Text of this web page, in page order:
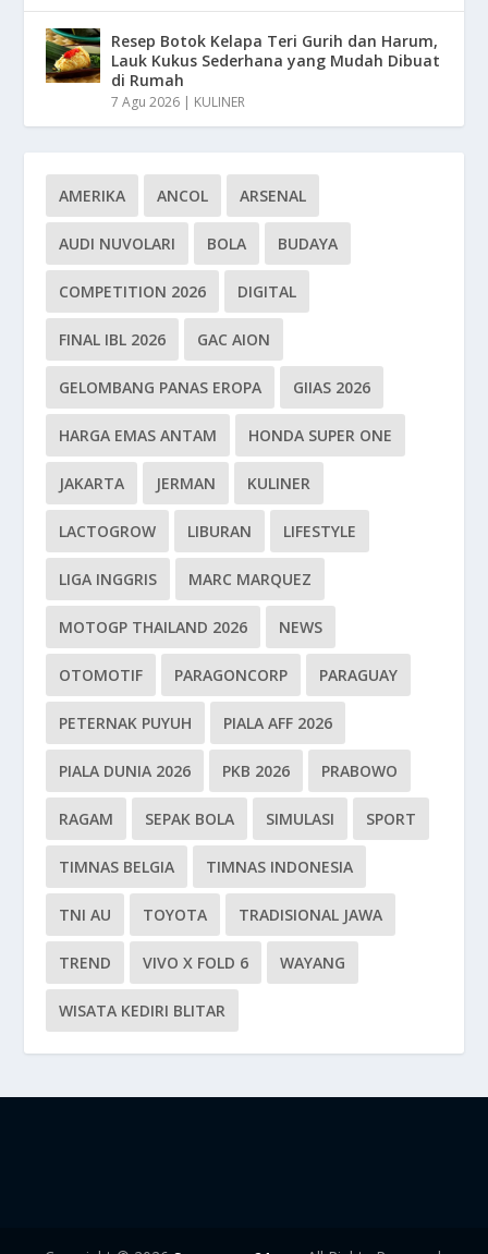
Resep Botok Kelapa Teri Gurih dan Harum,
Lauk Kukus Sederhana yang Mudah Dibuat
di Rumah
7 Agu 2026 | KULINER
AMERIKA ANCOL ARSENAL
AUDI NUVOLARI BOLA BUDAYA
COMPETITION 2026 DIGITAL
FINAL IBL 2026 GAC AION
GELOMBANG PANAS EROPA GIIAS 2026
HARGA EMAS ANTAM HONDA SUPER ONE
JAKARTA JERMAN KULINER
LACTOGROW LIBURAN LIFESTYLE
LIGA INGGRIS MARC MARQUEZ
MOTOGP THAILAND 2026 NEWS
OTOMOTIF PARAGONCORP PARAGUAY
PETERNAK PUYUH PIALA AFF 2026
PIALA DUNIA 2026 PKB 2026 PRABOWO
RAGAM SEPAK BOLA SIMULASI SPORT
TIMNAS BELGIA TIMNAS INDONESIA
TNI AU TOYOTA TRADISIONAL JAWA
TREND VIVO X FOLD 6 WAYANG
WISATA KEDIRI BLITAR